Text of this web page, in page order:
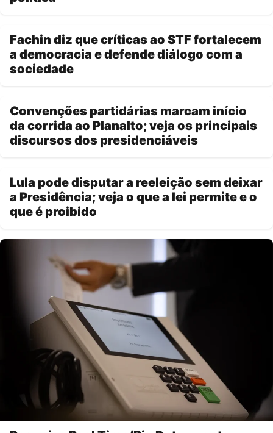
Fachin diz que críticas ao STF fortalecem
a democracia e defende diálogo com a
sociedade
Convenções partidárias marcam início
da corrida ao Planalto; veja os principais
discursos dos presidenciáveis
Lula pode disputar a reeleição sem deixar
a Presidência; veja o que a lei permite e o
que é proibido